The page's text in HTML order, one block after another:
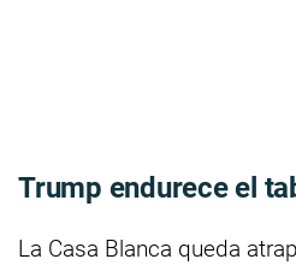
Trump endurece el
La Casa Blanca queda